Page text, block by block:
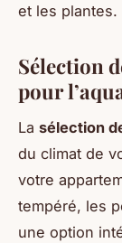
et les plantes.
Sélection
pour
La sélection
du climat de
votre
tempéré, les
une option